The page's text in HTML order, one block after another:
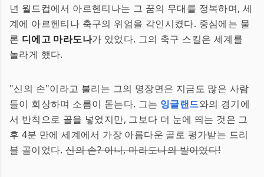
년 월드컵에서 아르헨티나는 그 꿈의 무대를 정복하며, 세
계에 아르헨티나 축구의 위엄을 각인시켰다. 중심에는 물
론 디에고 마라도나가 있었다. 그의 축구 스킬은 세계를
놀라게 했다.
"신의 손"이라고 불리는 그의 명장면은 지금도 많은 사람
들이 회상하며 소름이 돋는다. 그는 잉글랜드와의 경기에
서 반칙으로 골을 넣었지만, 그보다 더 눈에 띄는 것은 그
후 4분 만에 세계에서 가장 아름다운 골로 평가받는 드리
블 골이었다.신의 손? 아니, 마라도나의 발이었다!